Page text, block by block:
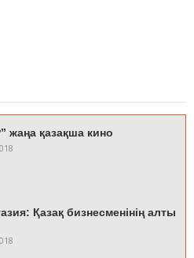
қазақша кино
Қазақ бизнесменінің алты